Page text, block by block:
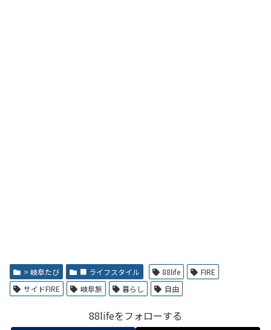
> 岐阜たび ■ ライフスタイル 88life
FIRE
サイドFIRE
岐阜旅 暮らし 自由
88lifeをフォローする